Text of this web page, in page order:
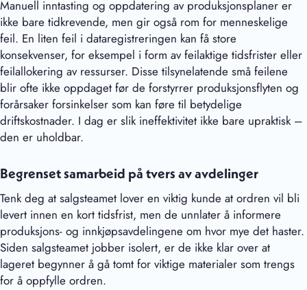
Manuell inntasting og oppdatering av produksjonsplaner er
ikke bare tidkrevende, men gir også rom for menneskelige
feil. En liten feil i dataregistreringen kan få store
konsekvenser, for eksempel i form av feilaktige tidsfrister eller
feilallokering av ressurser. Disse tilsynelatende små feilene
blir ofte ikke oppdaget før de forstyrrer produksjonsflyten og
forårsaker forsinkelser som kan føre til betydelige
driftskostnader. I dag er slik ineffektivitet ikke bare upraktisk –
den er uholdbar.
Begrenset samarbeid på tvers av avdelinger
Tenk deg at salgsteamet lover en viktig kunde at ordren vil bli
levert innen en kort tidsfrist, men de unnlater å informere
produksjons- og innkjøpsavdelingene om hvor mye det haster.
Siden salgsteamet jobber isolert, er de ikke klar over at
lageret begynner å gå tomt for viktige materialer som trengs
for å oppfylle ordren.